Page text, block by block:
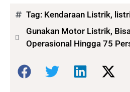
Tag: Kendaraan Listrik,
Gunakan Motor Listrik,
Operasional Hingga 75
Bagikan: